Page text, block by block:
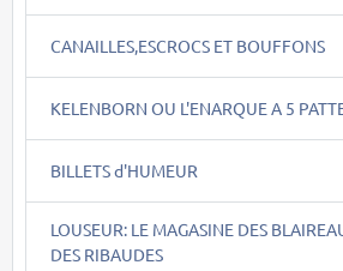
CANAILLES,ESCROCS ET BOUFFONS
KELENBORN OU L'ENARQUE A 5
BILLETS d'HUMEUR
LOUSEUR: LE MAGASINE DES
DES RIBAUDES